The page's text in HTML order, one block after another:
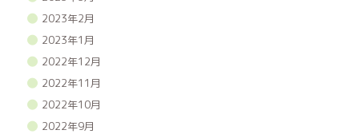
2023年2月
2023年1月
2022年12月
2022年11月
2022年10月
2022年9月